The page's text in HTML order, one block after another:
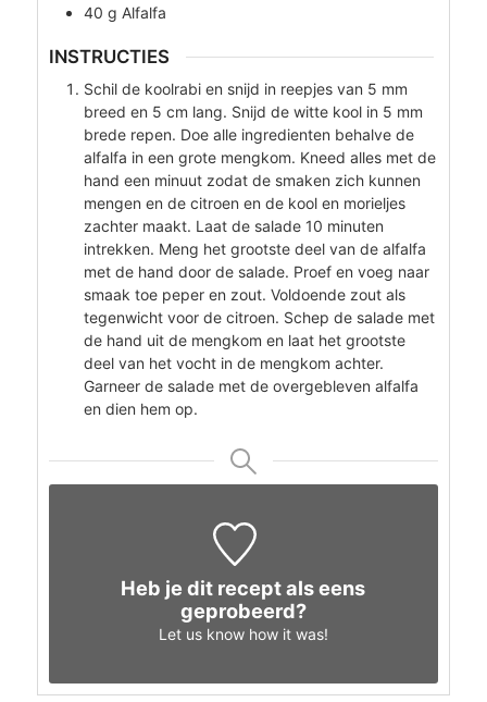
40 g Alfalfa
INSTRUCTIES
Schil de koolrabi en snijd in reepjes van 5 mm
breed en 5 cm lang. Snijd de witte kool in 5 mm
brede repen. Doe alle ingredienten behalve de
alfalfa in een grote mengkom. Kneed alles met de
hand een minuut zodat de smaken zich kunnen
mengen en de citroen en de kool en morieljes
zachter maakt. Laat de salade 10 minuten
intrekken. Meng het grootste deel van de alfalfa
met de hand door de salade. Proef en voeg naar
smaak toe peper en zout. Voldoende zout als
tegenwicht voor de citroen. Schep de salade met
de hand uit de mengkom en laat het grootste
deel van het vocht in de mengkom achter.
Garneer de salade met de overgebleven alfalfa
en dien hem op.
Heb je dit recept als eens
geprobeerd?
Let us knowhow it was!